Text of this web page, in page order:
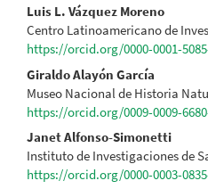
Luis L. Vázquez Moreno
Centro Latinoamericano de
https://orcid.org/0000-0001-
Giraldo Alayón García
Museo Nacional de Historia
https://orcid.org/0009-0009-
Janet Alfonso-Simonetti
Instituto de Investigaciones de
https://orcid.org/0000-0003-